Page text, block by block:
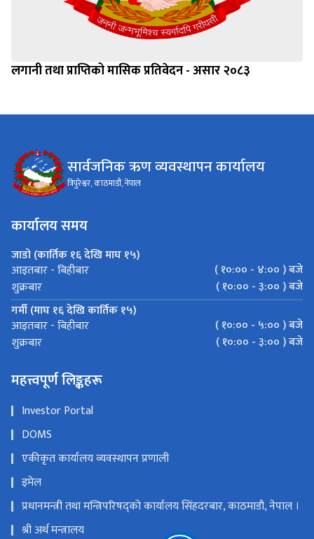
लगानी तथा प्राप्तिको मासिक प्रतिवेदन - असार २०८३
सार्वजनिक ऋण व्यवस्थापन कार्यालय
त्रिपुरेश्वर, काठमाडौं, नेपाल
कार्यालय समय
जाडो (कार्तिक १६ देखि माघ १५)
आइतबार - बिहीबार
( १०:०० - ४:०० ) बजे
शुक्रबार
( १०:०० - ३:०० ) बजे
गर्मी (माघ १६ देखि कार्तिक १५)
आइतबार - बिहीबार
( १०:०० - ५:०० ) बजे
शुक्रबार
( १०:०० - ३:०० ) बजे
महत्त्वपूर्ण लिङ्कहरू
Investor Portal
DOMS
एकीकृत कार्यालय व्यवस्थापन प्रणाली
इमेल
प्रधानमन्त्री तथा मन्त्रिपरिषद्को कार्यालय सिंहदरबार, काठमाडौ, नेपाल ।
श्री अर्थ मन्त्रालय